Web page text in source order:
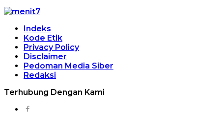
Indeks
Kode Etik
Privacy Policy
Disclaimer
Pedoman Media Siber
Redaksi
Terhubung Dengan Kami